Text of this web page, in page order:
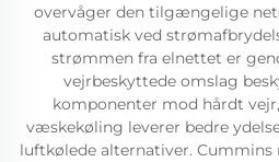
overvåger den tilgængelige
automatisk ved
strømmen fra elnettet er
vejrbeskyttede omslag
komponenter mod hårdt
væskekøling leverer bedre
luftkølede alternativer.